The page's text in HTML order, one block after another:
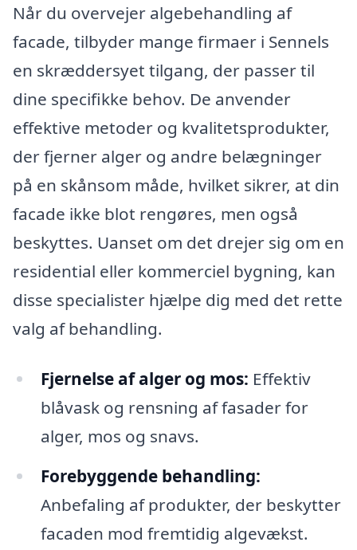
Når du overvejer algebehandling af
facade, tilbyder mange firmaer i Sennels
en skræddersyet tilgang, der passer til
dine specifikke behov. De anvender
effektive metoder og kvalitetsprodukter,
der fjerner alger og andre belægninger
på en skånsom måde, hvilket sikrer, at din
facade ikke blot rengøres, men også
beskyttes. Uanset om det drejer sig om en
residential eller kommerciel bygning, kan
disse specialister hjælpe dig med det rette
valg af behandling.
Fjernelse af alger og mos: Effektiv
blåvask og rensning af fasader for
alger, mos og snavs.
Forebyggende behandling:
Anbefaling af produkter, der beskytter
facaden mod fremtidig algevækst.